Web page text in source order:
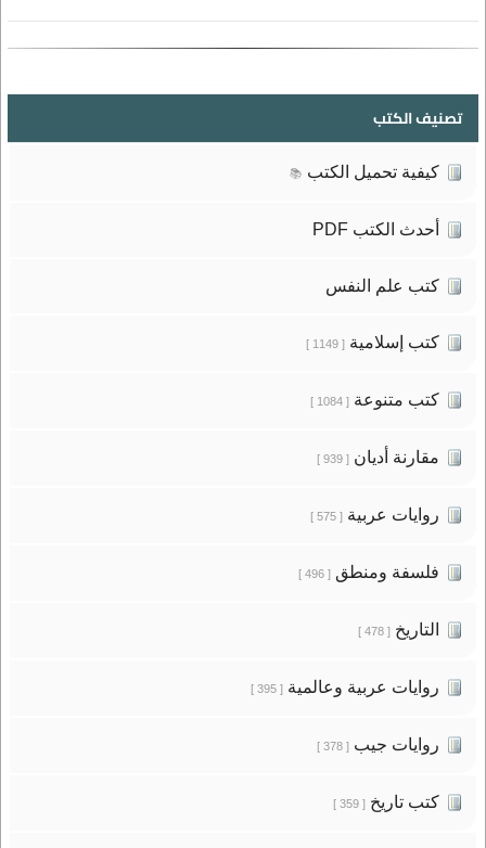
تصنيف الكتب
كيفية تحميل الكتب 📚
أحدث الكتب PDF
كتب علم النفس
كتب إسلامية[ 1149 ]
كتب متنوعة[ 1084 ]
مقارنة أديان[ 939 ]
روايات عربية[ 575 ]
فلسفة ومنطق[ 496 ]
التاريخ[ 478 ]
روايات عربية وعالمية[ 395 ]
روايات جيب[ 378 ]
كتب تاريخ[ 359 ]